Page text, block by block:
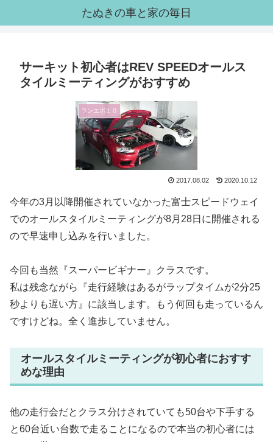
たぬきの車と家の毎日
サーキット初心者はREV SPEEDオールス
タイルミーティングがおすすめ
ランエボ１０
2017.08.02 2020.10.12
今年の3月以降開催されていなかった富士スピードウェイ
でのオールスタイルミーティングが8月28日に開催される
ので早速申し込みを行いました。
今回も当然『スーパービギナー』クラスです。
私は残念ながら『走行経験はあるがラップタイムが2分25
秒よりも遅い方』に該当します。もう何回も走っているん
ですけどね。全く進歩していません。
オールスタイルミーティングが初心者におすす
めな理由
他の走行会だとクラス分けされていても50台や下手する
と60台近い台数で走ることになるので本当の初心者には